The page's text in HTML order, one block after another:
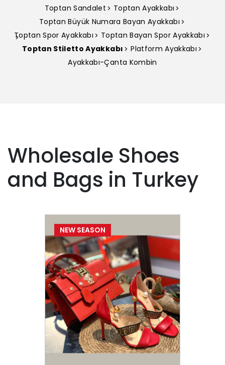
Toptan Sandalet
Toptan Ayakkabı
Toptan Büyük Numara Bayan Ayakkabı
Toptan Spor Ayakkabı
Toptan Bayan Spor Ayakkabı
Toptan Stiletto Ayakkabı
Platform Ayakkabı
Ayakkabı-Çanta Kombin
Wholesale Shoes
and Bags in Turkey
NEW SEASON